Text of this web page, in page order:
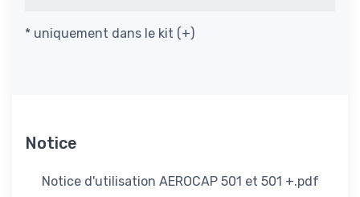
* uniquement dans le kit (+)
Notice
Notice d'utilisation AEROCAP 501 et 501 +.pdf